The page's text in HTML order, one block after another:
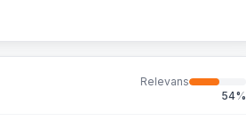
Relevans
54%